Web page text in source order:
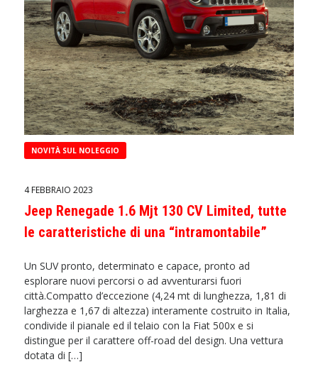
NOVITÀ SUL NOLEGGIO
4 FEBBRAIO 2023
Jeep Renegade 1.6 Mjt 130 CV Limited, tutte
le caratteristiche di una “intramontabile”
Un SUV pronto, determinato e capace, pronto ad
esplorare nuovi percorsi o ad avventurarsi fuori
città.Compatto d’eccezione (4,24 mt di lunghezza, 1,81 di
larghezza e 1,67 di altezza) interamente costruito in Italia,
condivide il pianale ed il telaio con la Fiat 500x e si
distingue per il carattere off-road del design. Una vettura
dotata di […]